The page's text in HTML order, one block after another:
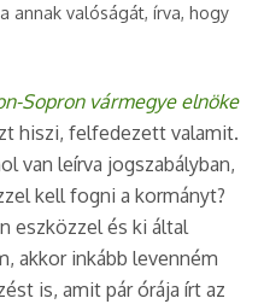
annak valóságát, írva, hogy
Sopron vármegye elnöke
hiszi, felfedezett valamit.
van leírva jogszabályban,
kell fogni a kormányt?
eszközzel és ki által
akkor inkább levenném
is, amit pár órája írt az